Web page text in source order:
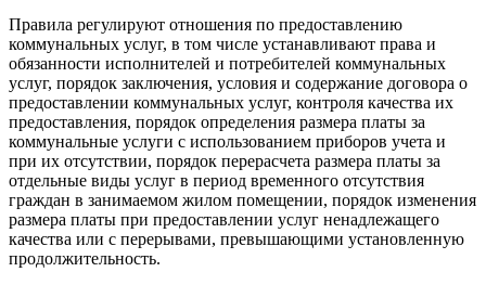
Правила регулируют отношения по предоставлению
коммунальных услуг, в том числе устанавливают права и
обязанности исполнителей и потребителей коммунальных
услуг, порядок заключения, условия и содержание договора о
предоставлении коммунальных услуг, контроля качества их
предоставления, порядок определения размера платы за
коммунальные услуги с использованием приборов учета и
при их отсутствии, порядок перерасчета размера платы за
отдельные виды услуг в период временного отсутствия
граждан в занимаемом жилом помещении, порядок изменения
размера платы при предоставлении услуг ненадлежащего
качества или с перерывами, превышающими установленную
продолжительность.